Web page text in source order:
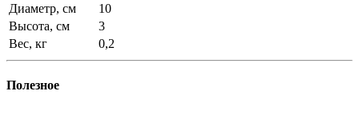
Диаметр, см
10
Высота, см
3
Вес, кг
0,2
Полезное